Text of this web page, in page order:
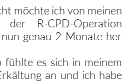
möchte ich von meinen
der R-CPD-Operation
genau 2 Monate her
es sich in meinem
an und ich habe